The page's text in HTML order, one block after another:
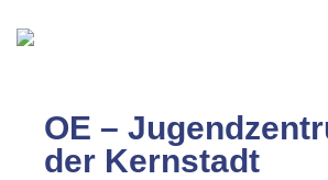
OE –
der Kernstadt